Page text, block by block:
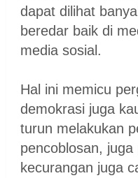
dapat dilihat
beredar baik di
media sosial.
Hal ini memicu
demokrasi juga
turun melakukan
pencoblosan,
kecurangan juga